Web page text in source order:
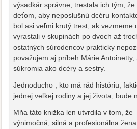
výsadkár správne, trestala ich tým,
deťom, aby neposlušnú dcéru
bol asi veľmi krutý trest, ak vezmeme
vyrastali v skupinách po dvoch až
ostatných súrodencov prakticky
považujem aj príbeh Márie
súkromia ako dcéry a sestry.
Jednoducho , kto má rád históriu,
jednej veľkej rodiny a jej života, bude
Mňa táto knižka len utvrdila v tom, že
výnimočná, silná a profesionálna